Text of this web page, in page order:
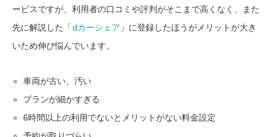
ービスですが、利用者の口コミや評判がそこまで高くなく、また
先に解説した「dカーシェア 」に登録したほうがメリットが大き
いため伸び悩んでいます。
車両が古い、汚い
プランが細かすぎる
6時間以上の利用でないとメリットがない料金設定